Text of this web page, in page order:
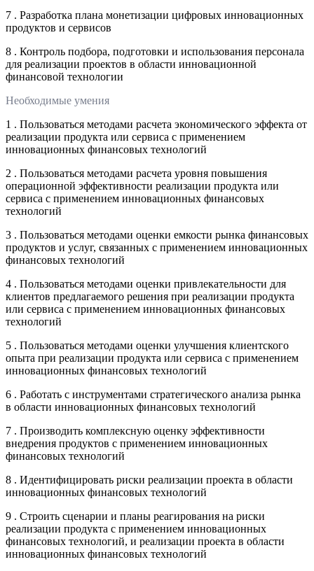
7 . Разработка плана монетизации цифровых инновационных
продуктов и сервисов
8 . Контроль подбора, подготовки и использования персонала
для реализации проектов в области инновационной
финансовой технологии
Необходимые умения
1 . Пользоваться методами расчета экономического эффекта от
реализации продукта или сервиса с применением
инновационных финансовых технологий
2 . Пользоваться методами расчета уровня повышения
операционной эффективности реализации продукта или
сервиса с применением инновационных финансовых
технологий
3 . Пользоваться методами оценки емкости рынка финансовых
продуктов и услуг, связанных с применением инновационных
финансовых технологий
4 . Пользоваться методами оценки привлекательности для
клиентов предлагаемого решения при реализации продукта
или сервиса с применением инновационных финансовых
технологий
5 . Пользоваться методами оценки улучшения клиентского
опыта при реализации продукта или сервиса с применением
инновационных финансовых технологий
6 . Работать с инструментами стратегического анализа рынка
в области инновационных финансовых технологий
7 . Производить комплексную оценку эффективности
внедрения продуктов с применением инновационных
финансовых технологий
8 . Идентифицировать риски реализации проекта в области
инновационных финансовых технологий
9 . Строить сценарии и планы реагирования на риски
реализации продукта с применением инновационных
финансовых технологий, и реализации проекта в области
инновационных финансовых технологий